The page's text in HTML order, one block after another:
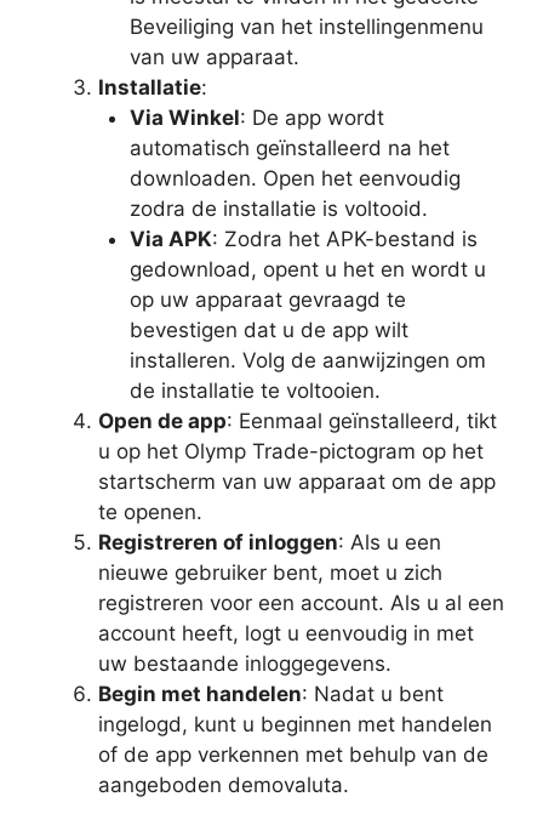
Beveiliging van het instellingenmenu
van uw apparaat.
Installatie:
Via Winkel: De app wordt
automatisch geïnstalleerd na het
downloaden. Open het eenvoudig
zodra de installatie is voltooid.
Via APK: Zodra het APK-bestand is
gedownload, opent u het en wordt u
op uw apparaat gevraagd te
bevestigen dat u de app wilt
installeren. Volg de aanwijzingen om
de installatie te voltooien.
Open de app: Eenmaal geïnstalleerd, tikt
u op het Olymp Trade-pictogram op het
startscherm van uw apparaat om de app
te openen.
Registreren of inloggen: Als u een
nieuwe gebruiker bent, moet u zich
registreren voor een account. Als u al een
account heeft, logt u eenvoudig in met
uw bestaande inloggegevens.
Begin met handelen: Nadat u bent
ingelogd, kunt u beginnen met handelen
of de app verkennen met behulp van de
aangeboden demovaluta.